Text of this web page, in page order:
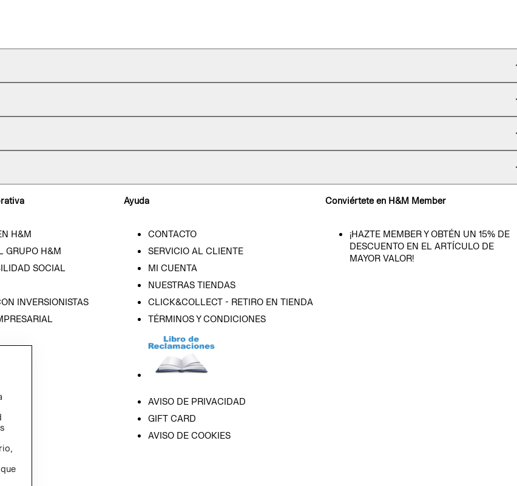
H&M
GRUPO H&M
SOCIAL
INVERSIONISTAS
Ayuda
CONTACTO
SERVICIO AL CLIENTE
MI CUENTA
NUESTRAS TIENDAS
CLICK&COLLECT - RETIRO EN TIENDA
TÉRMINOS Y CONDICIONES
AVISO DE PRIVACIDAD
GIFT CARD
AVISO DE COOKIES
Conviértete en H&M Member
¡HAZTE MEMBER Y OBTÉN UN 15% DE
DESCUENTO EN EL ARTÍCULO DE
MAYOR VALOR!